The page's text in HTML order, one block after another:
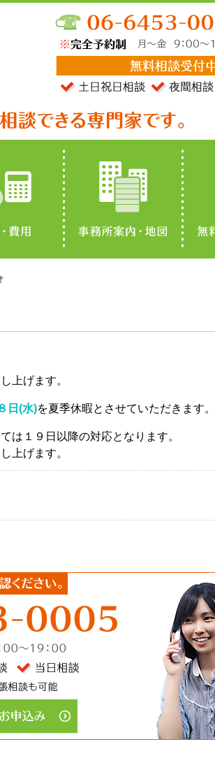
上げます。
日(水)を夏季休暇とさせていただきます。
は１９日以降の対応となります。
上げます。